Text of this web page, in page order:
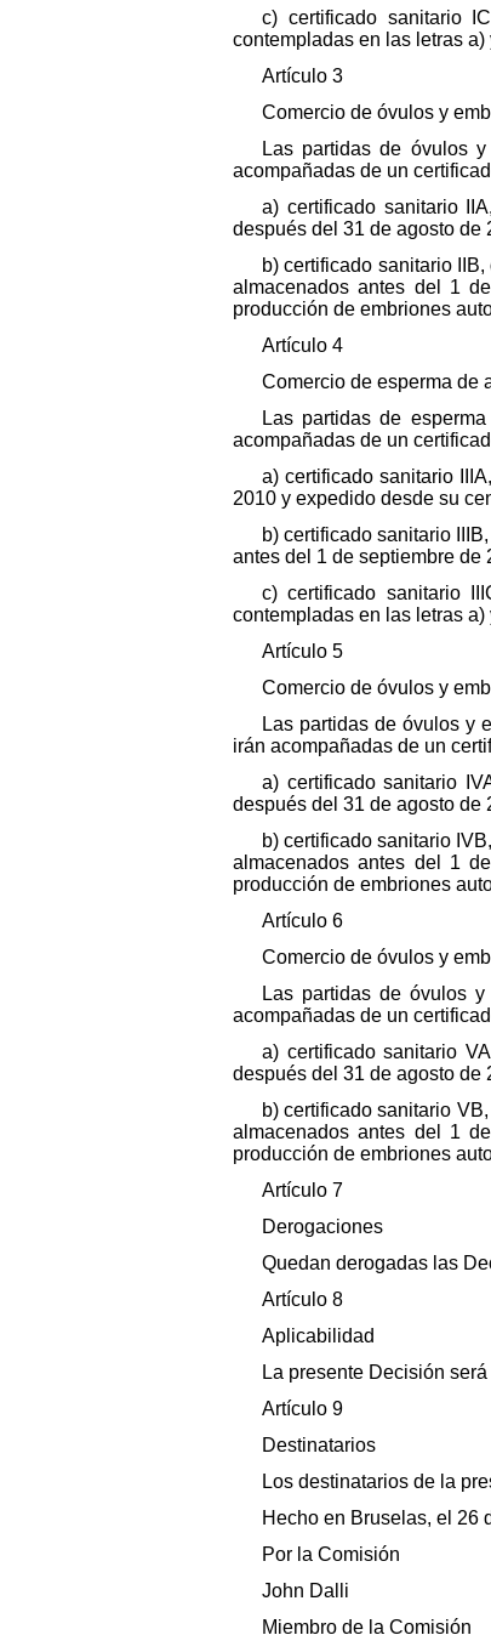
c) certificado sanitario
contempladas en las letras
Artículo 3
Comercio de óvulos y
Las partidas de óvulos
acompañadas de un
a) certificado sanitario
después del 31 de agosto de
b) certificado sanitario
almacenados antes del 1
producción de embriones
Artículo 4
Comercio de esperma de
Las partidas de
acompañadas de un
a) certificado sanitario
2010 y expedido desde su
b) certificado sanitario
antes del 1 de septiembre de
c) certificado sanitario
contempladas en las letras
Artículo 5
Comercio de óvulos y
Las partidas de óvulos y
irán acompañadas de un
a) certificado sanitario
después del 31 de agosto de
b) certificado sanitario
almacenados antes del 1
producción de embriones
Artículo 6
Comercio de óvulos y
Las partidas de óvulos
acompañadas de un
a) certificado sanitario
después del 31 de agosto de
b) certificado sanitario
almacenados antes del 1
producción de embriones
Artículo 7
Derogaciones
Quedan derogadas las
Artículo 8
Aplicabilidad
La presente Decisión
Artículo 9
Destinatarios
Los destinatarios de la
Hecho en Bruselas, el 26
Por la Comisión
John Dalli
Miembro de la Comisión